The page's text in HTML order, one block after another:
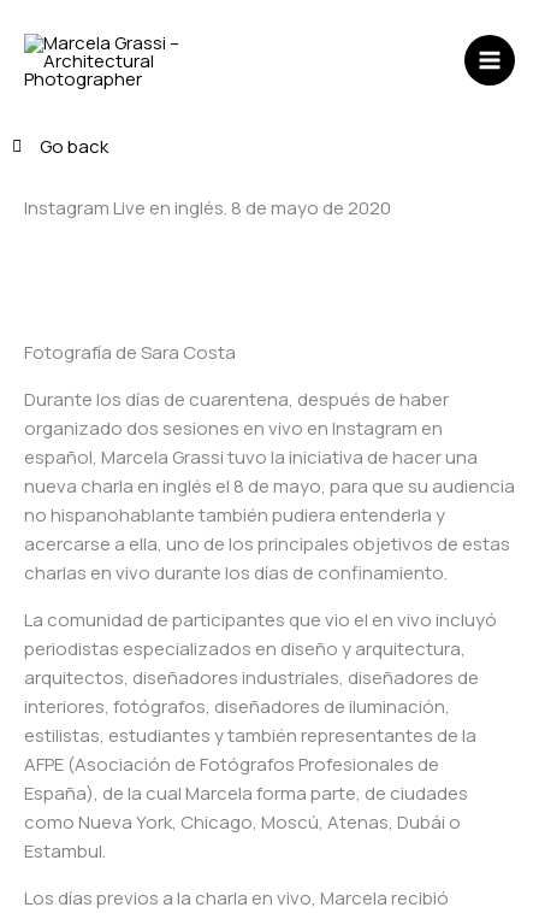
contenido
Go back
Instagram Live en inglés. 8 de mayo de 2020
Fotografía de Sara Costa
Durante los días de cuarentena, después de haber
organizado dos sesiones en vivo en Instagram en
español, Marcela Grassi tuvo la iniciativa de hacer una
nueva charla en inglés el 8 de mayo, para que su audiencia
no hispanohablante también pudiera entenderla y
acercarse a ella, uno de los principales objetivos de estas
charlas en vivo durante los días de confinamiento.
La comunidad de participantes que vio el en vivo incluyó
periodistas especializados en diseño y arquitectura,
arquitectos, diseñadores industriales, diseñadores de
interiores, fotógrafos, diseñadores de iluminación,
estilistas, estudiantes y también representantes de la
AFPE (Asociación de Fotógrafos Profesionales de
España), de la cual Marcela forma parte, de ciudades
como Nueva York, Chicago, Moscú, Atenas, Dubái o
Estambul.
Los días previos a la charla en vivo, Marcela recibió